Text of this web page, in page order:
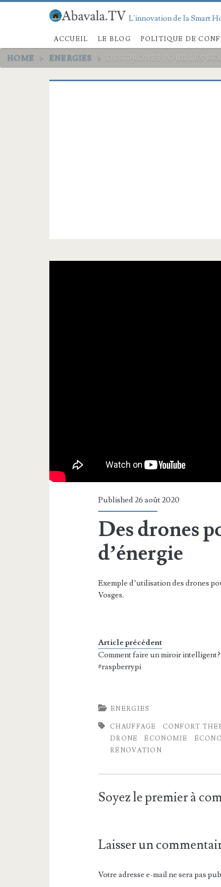
L'innovation de la Smart
ACCUEIL LE BLOG POLITIQUE DE
HOME > ENERGIES > DES DRONES POUR LES
Published 26 août 2020
Des drones
d’énergie
Exemple d’utilisation des drones
Vosges.
Article précédent
Comment faire un miroir intelligent?
#raspberrypi
ENERGIES
CHAUFFAGE CONFORT
DRONE
ÉCONOMIE
RÉNOVATION
Soyez le premier à
Laisser un
Votre adresse e-mail ne sera pas